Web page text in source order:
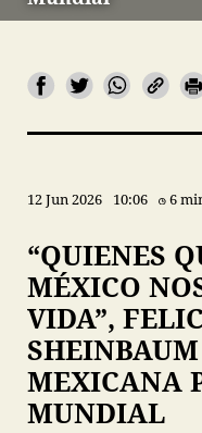
12 Jun 2026 10:06 6
“QUIENES
MÉXICO
VIDA”,
MEXICANA
MUNDIAL